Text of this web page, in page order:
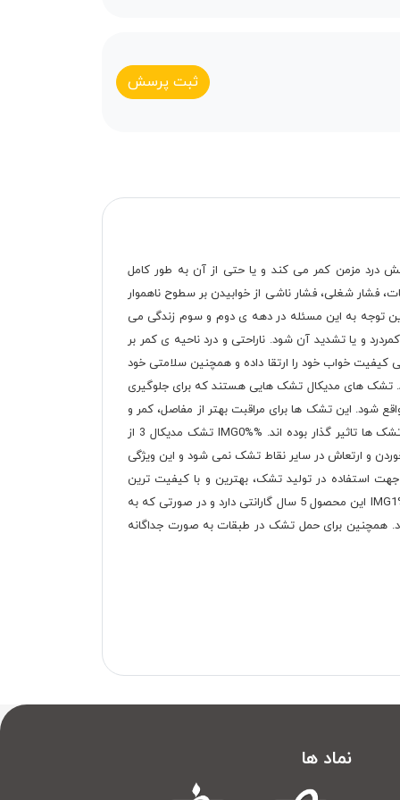
ثبت پرسش
درد مزمن کمر می کند و یا حتی از آن به طور کامل
فشار شغلی، فشار ناشی از خوابیدن بر سطوح ناهموار
که بسیاری از افراد 40 سال به بالا از آن رنج می برند. بنابراین توجه به این مسئله در دهه ی دوم و سوم زندگی می
و یا تشدید آن شود. ناراحتی و درد ناحیه ی کمر بر
خواب خود را ارتقا داده و همچنین سلامتی خود
تشک های مدیکال تشک هایی هستند که برای جلوگیری
شود. این تشک ها برای مراقبت بهتر از مفاصل، کمر و
تمام بدن طراحی شده اند. مطالعات ارتوپدی که بر اختلالات و یا ناهنجاری های ستون فقرات و مفاصل تمرکز دارند، بر طراحی و ساخت این تشک ها تاثیر گذار بوده اند. %IMG0% تشک مدیکال 3 از
و ارتعاش در سایر نقاط تشک نمی شود و این ویژگی
جهت استفاده در تولید تشک، بهترین و با کیفیت ترین
تشکهای اسفنجی را در مدلهای مختلف به شما تقدیم کند. تشک مدیکال 3 دارای ارتفاع 22±1 سانتی متر است و دارای محافظ تشک است. %IMG1% این محصول 5 سال گارانتی دارد و در صورتی که به
همچنین برای حمل تشک در طبقات به صورت جداگانه
نماد ها